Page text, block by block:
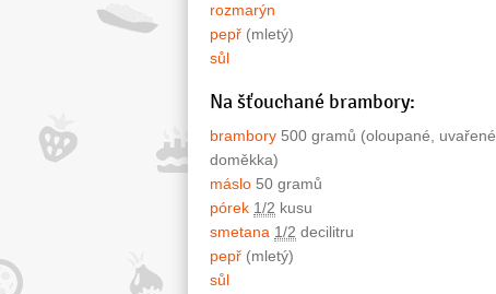
rozmarýn
pepř (mletý)
sůl
Na šťouchané brambory:
brambory 500 gramů (oloupané, uvařené
doměkka)
máslo 50 gramů
pórek 1/2 kusu
smetana 1/2 decilitru
pepř (mletý)
sůl